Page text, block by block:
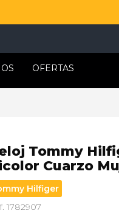
OFERTAS
Tommy
Cuarzo
Hilfiger
1782907